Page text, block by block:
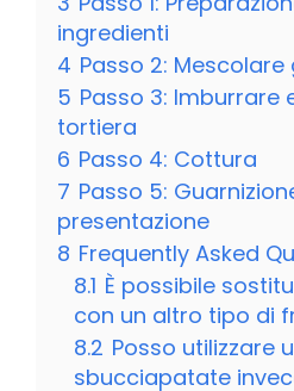
ingredienti
4 Passo 2:
5 Passo 3: Imburrare
tortiera
6 Passo 4: Cottura
7 Passo 5:
presentazione
8 Frequently Asked
8.1 È possibile
con un altro tipo di
8.2 Posso utilizzare
sbucciapatate